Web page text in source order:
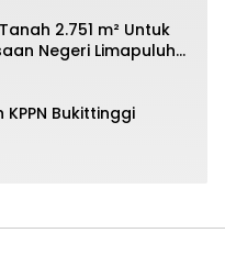
2.751 m² Untuk
Negeri Limapuluh
Bukittinggi